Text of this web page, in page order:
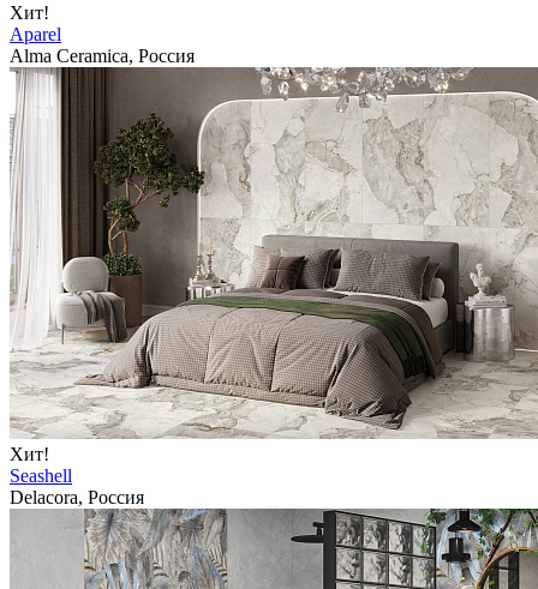
Хит!
Aparel
Alma Ceramica, Россия
Хит!
Seashell
Delacora, Россия